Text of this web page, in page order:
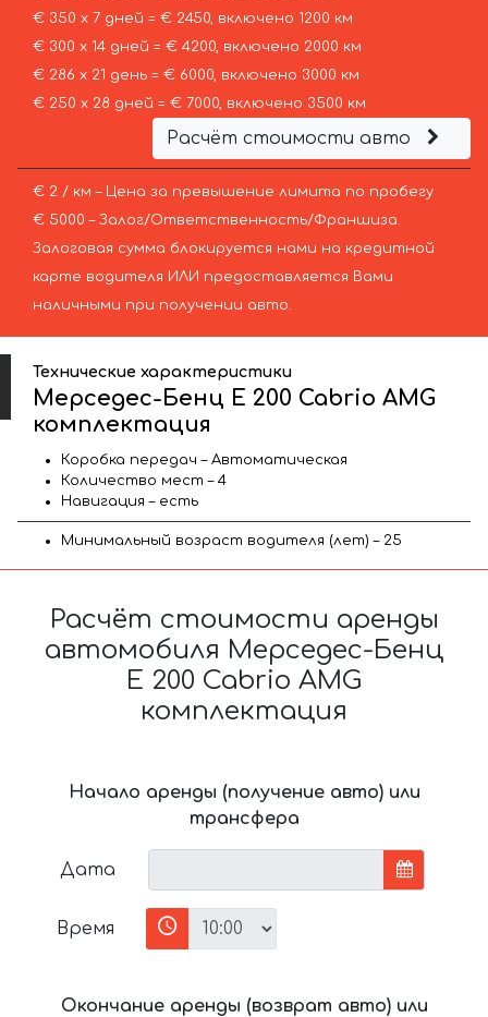
€ 350 х 7 дней = € 2450, включено 1200 км
€ 300 х 14 дней = € 4200, включено 2000 км
€ 286 х 21 день = € 6000, включено 3000 км
€ 250 х 28 дней = € 7000, включено 3500 км
Расчёт стоимости авто
€ 2 / км – Цена за превышение лимита по пробегу
€ 5000 – Залог/Ответственность/Франшиза.
Залоговая сумма блокируется нами на кредитной
карте водителя ИЛИ предоставляется Вами
наличными при получении авто.
Технические характеристики
Мерседес-Бенц E 200 Cabrio AMG
комплектация
Коробка передач – Автоматическая
Количество мест – 4
Навигация – есть
Минимальный возраст водителя (лет) – 25
Расчёт стоимости аренды
автомобиля Мерседес-Бенц
E 200 Cabrio AMG
комплектация
Начало аренды (получение авто) или
трансфера
Дата
Время
Окончание аренды (возврат авто) или